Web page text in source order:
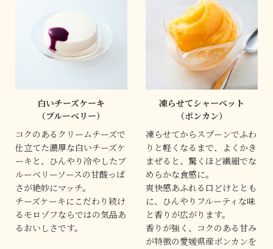
白いチーズケーキ
（ブルーベリー）
コクのあるクリームチーズで
仕立てた濃厚な白いチーズケ
ーキと、ひんやり冷やしたブ
ルーベリーソースの甘酸っぱ
さが絶妙にマッチ。
チーズケーキにこだわり続け
るモロゾフならではの気品あ
るおいしさです。
凍らせてシャーベット
（ポンカン）
凍らせてからスプーンでふわ
りと軽くなるまで、よくかき
まぜると、驚くほど繊細でな
めらかな食感に。
爽快感あふれる口どけととも
に、ひんやりフルーティな味
と香りが広がります。
香りが強く、コクのある甘み
が特徴の愛媛県産ポンカンを